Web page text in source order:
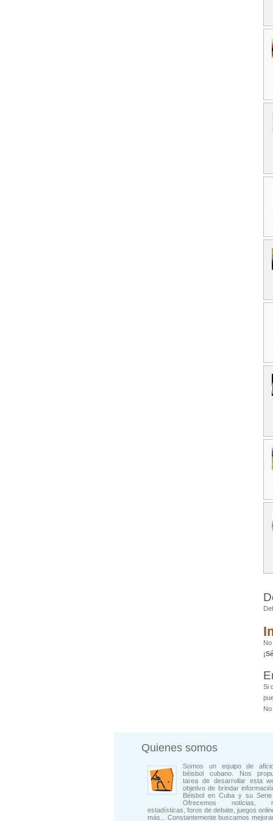
Si
Quienes somos
Somos un equipo de
béisbol cubano. Nos
tarea de desarrollar esta
objetivo de brindar
Béisbol en Cuba y su Serie
Ofrecemos noticias,
estadísticas, foros de debate, juegos
más... Constantemente buscamos